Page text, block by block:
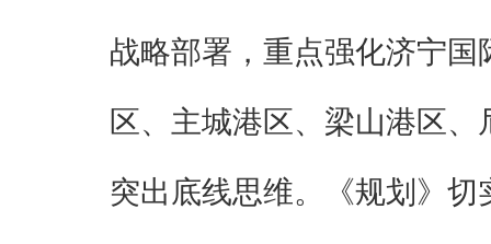
战略部署，重点强化济宁
区、主城港区、梁山港区
突出底线思维。《规划》